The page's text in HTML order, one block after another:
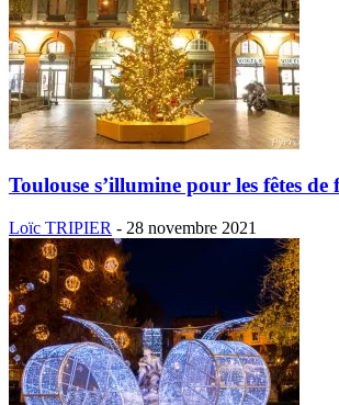
Toulouse s’illumine pour les fêtes de
Loïc TRIPIER - 28 novembre 2021